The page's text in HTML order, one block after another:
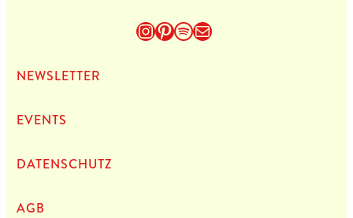
Instagram
Pinterest
Spotify
E-Mail
NEWS­LET­TER
EVENTS
DATEN­SCHUTZ
AGB